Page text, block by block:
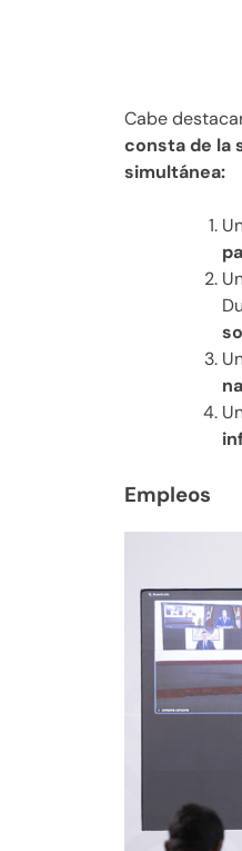
Cabe
consta de la
simultánea:
Empleos